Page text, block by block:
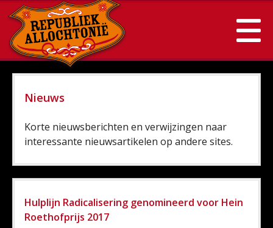
Nieuws
Korte nieuwsberichten en verwijzingen naar
interessante nieuwsartikelen op andere sites.
Hulplijn Radicalisering genomineerd voor Hein
Roethofprijs 2017